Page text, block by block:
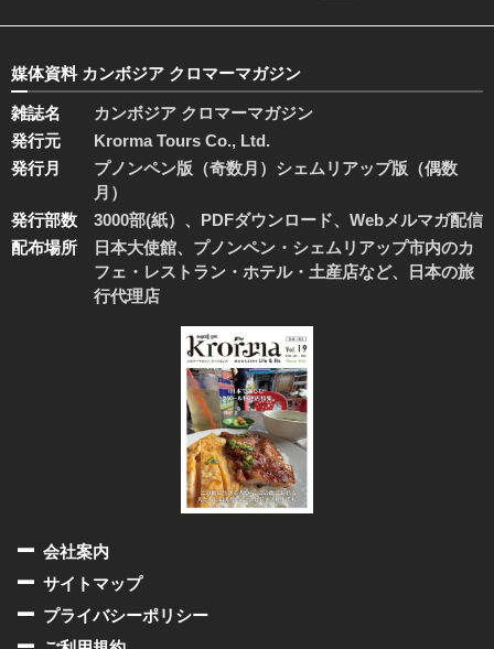
媒体資料 カンボジア クロマーマガジン
雑誌名
カンボジア クロマーマガジン
発行元
Krorma Tours Co., Ltd.
発行月
プノンペン版（奇数月）シェムリアップ版（偶数
月）
発行部数
3000部(紙）、PDFダウンロード、Webメルマガ配信
配布場所
日本大使館、プノンペン・シェムリアップ市内のカ
フェ・レストラン・ホテル・土産店など、日本の旅
行代理店
会社案内
サイトマップ
プライバシーポリシー